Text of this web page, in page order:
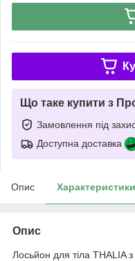
Що таке купити з
Замовлення під
Доступна доставка
Опис Характеристики
Опис
Лосьйон для тіла THALIA